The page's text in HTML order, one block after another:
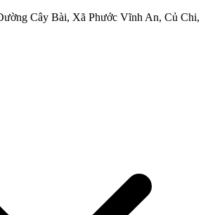
Cây Bài, Xã Phước Vĩnh An, Củ Chi,